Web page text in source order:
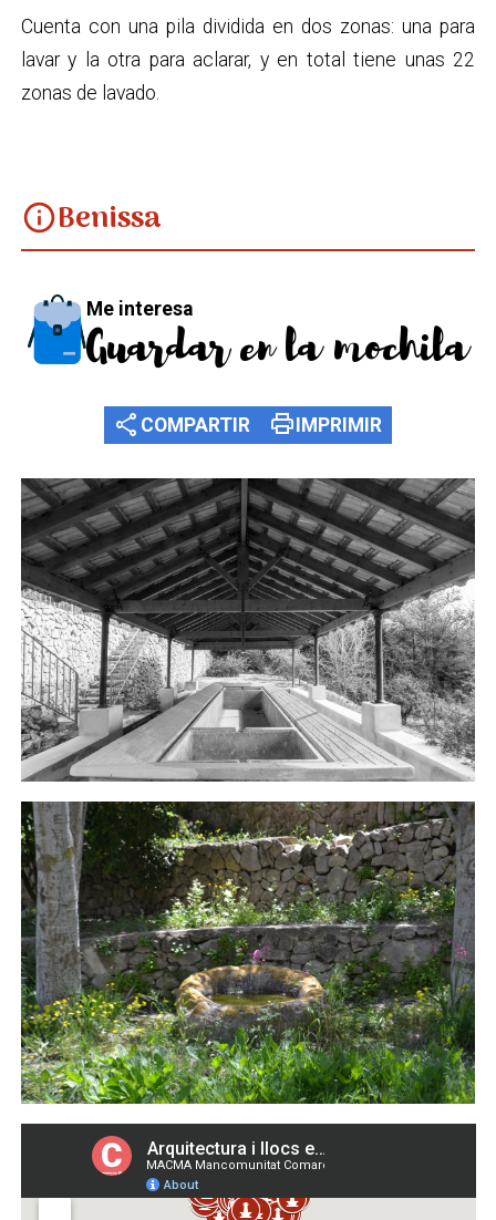
Cuenta con una pila dividida en dos zonas: una para
lavar y la otra para aclarar, y en total tiene unas 22
zonas de lavado.
infoBenissa
Me interesa
Guardar en la mochila
share COMPARTIR printIMPRIMIR